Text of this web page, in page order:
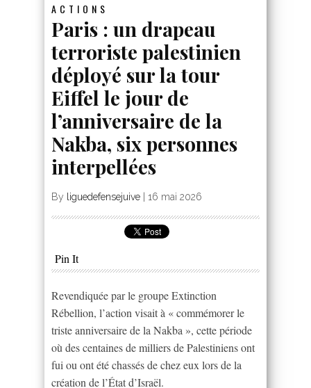
ACTIONS
Paris : un drapeau
terroriste palestinien
déployé sur la tour
Eiffel le jour de
l’anniversaire de la
Nakba, six personnes
interpellées
By liguedefensejuive 16 mai 2026
Pin It
Revendiquée par le groupe Extinction
Rébellion, l’action visait à « commémorer le
triste anniversaire de la Nakba », cette période
où des centaines de milliers de Palestiniens ont
fui ou ont été chassés de chez eux lors de la
création de l’État d’Israël.